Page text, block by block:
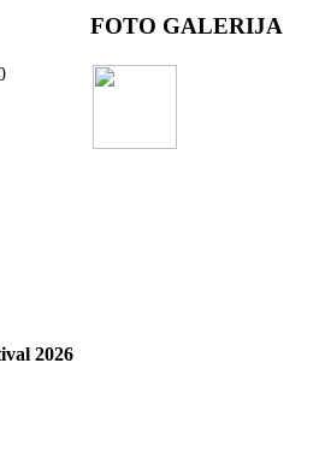
FOTO GALERIJA
2026